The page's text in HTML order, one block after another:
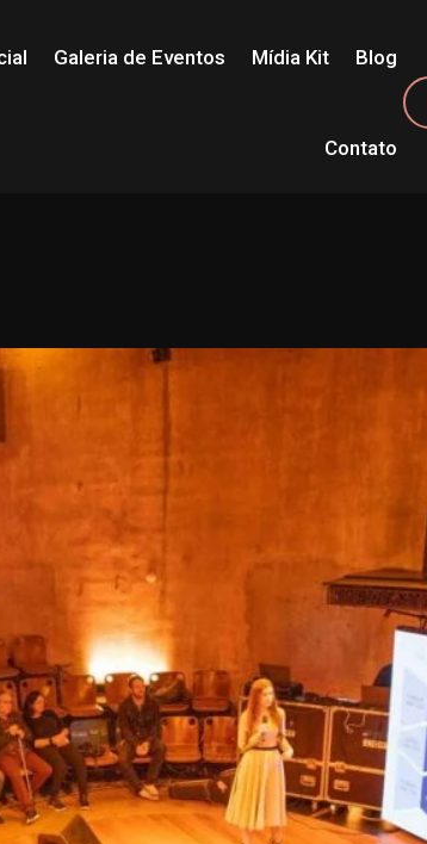
Galeria de Eventos Mídia Kit Blog
Contato